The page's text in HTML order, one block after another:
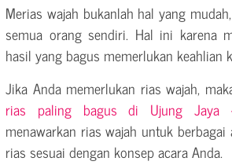
Merias wajah bukanlah hal yang
semua orang sendiri. Hal ini karena
hasil yang bagus memerlukan keahlian
Jika Anda memerlukan rias wajah,
rias paling bagus di Ujung Jaya
menawarkan rias wajah untuk berbagai
rias sesuai dengan konsep acara Anda.